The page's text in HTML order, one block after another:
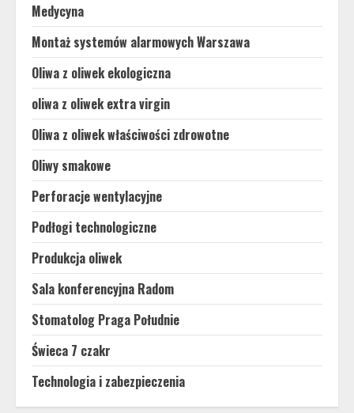
Medycyna
Montaż systemów alarmowych Warszawa
Oliwa z oliwek ekologiczna
oliwa z oliwek extra virgin
Oliwa z oliwek właściwości zdrowotne
Oliwy smakowe
Perforacje wentylacyjne
Podłogi technologiczne
Produkcja oliwek
Sala konferencyjna Radom
Stomatolog Praga Południe
Świeca 7 czakr
Technologia i zabezpieczenia